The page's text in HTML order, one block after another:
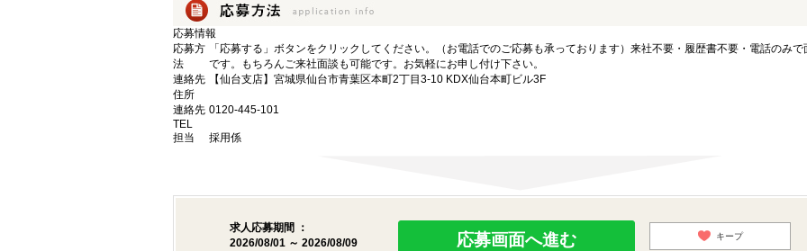
応募情報
応募方
法
「応募する」ボタンをクリックしてください。（お電話でのご応募も承っております）来社不要・履歴書不要・電話のみで
です。もちろんご来社面談も可能です。お気軽にお申し付け下さい。
連絡先
住所
【仙台支店】宮城県仙台市青葉区本町2丁目3-10 KDX仙台本町ビル3F
連絡先
TEL
0120-445-101
担当 採用係
求人応募期間 ：
2026/08/01 ～ 2026/08/09
応募画面へ進む キープ